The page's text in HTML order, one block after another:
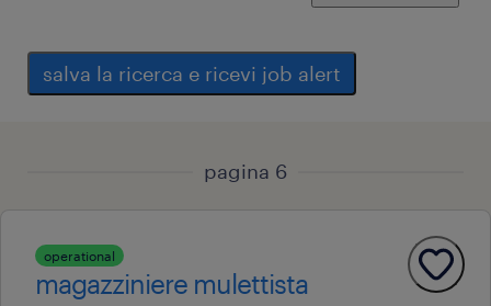
salva la ricerca e ricevi job alert
pagina 6
operational
magazziniere mulettista